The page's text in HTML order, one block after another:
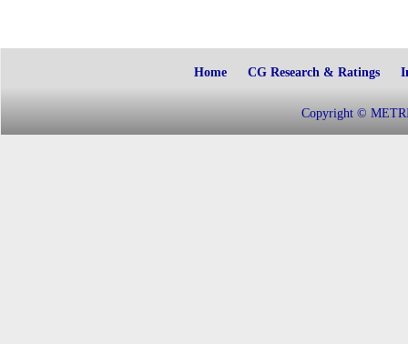
Home CG Research & Ratings
Copyright ©